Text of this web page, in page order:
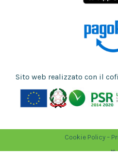
Sito web realizzato con il
Cookie Policy –